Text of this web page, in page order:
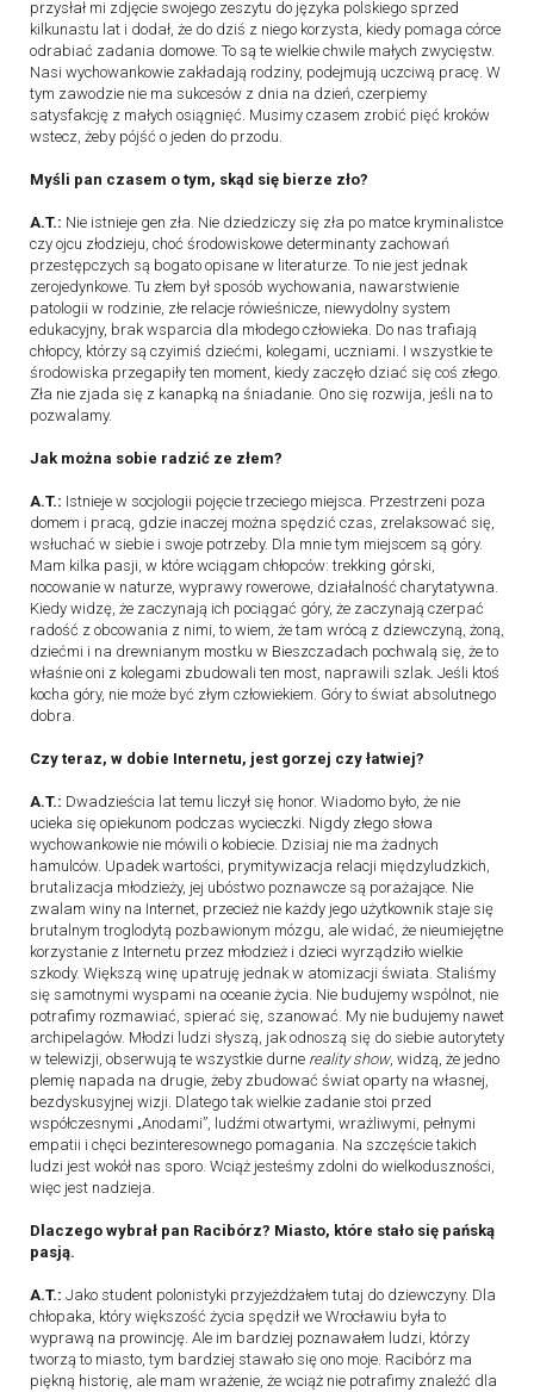
przysłał mi zdjęcie swojego zeszytu do języka polskiego sprzed
kilkunastu lat i dodał, że do dziś z niego korzysta, kiedy pomaga córce
odrabiać zadania domowe. To są te wielkie chwile małych zwycięstw.
Nasi wychowankowie zakładają rodziny, podejmują uczciwą pracę. W
tym zawodzie nie ma sukcesów z dnia na dzień, czerpiemy
satysfakcję z małych osiągnięć. Musimy czasem zrobić pięć kroków
wstecz, żeby pójść o jeden do przodu.
Myśli pan czasem o tym, skąd się bierze zło?
A.T.: Nie istnieje gen zła. Nie dziedziczy się zła po matce kryminalistce
czy ojcu złodzieju, choć środowiskowe determinanty zachowań
przestępczych są bogato opisane w literaturze. To nie jest jednak
zerojedynkowe. Tu złem był sposób wychowania, nawarstwienie
patologii w rodzinie, złe relacje rówieśnicze, niewydolny system
edukacyjny, brak wsparcia dla młodego człowieka. Do nas trafiają
chłopcy, którzy są czyimiś dziećmi, kolegami, uczniami. I wszystkie te
środowiska przegapiły ten moment, kiedy zaczęło dziać się coś złego.
Zła nie zjada się z kanapką na śniadanie. Ono się rozwija, jeśli na to
pozwalamy.
Jak można sobie radzić ze złem?
A.T.: Istnieje w socjologii pojęcie trzeciego miejsca. Przestrzeni poza
domem i pracą, gdzie inaczej można spędzić czas, zrelaksować się,
wsłuchać w siebie i swoje potrzeby. Dla mnie tym miejscem są góry.
Mam kilka pasji, w które wciągam chłopców: trekking górski,
nocowanie w naturze, wyprawy rowerowe, działalność charytatywna.
Kiedy widzę, że zaczynają ich pociągać góry, że zaczynają czerpać
radość z obcowania z nimi, to wiem, że tam wrócą z dziewczyną, żoną,
dziećmi i na drewnianym mostku w Bieszczadach pochwalą się, że to
właśnie oni z kolegami zbudowali ten most, naprawili szlak. Jeśli ktoś
kocha góry, nie może być złym człowiekiem. Góry to świat absolutnego
dobra.
Czy teraz, w dobie Internetu, jest gorzej czy łatwiej?
A.T.: Dwadzieścia lat temu liczył się honor. Wiadomo było, że nie
ucieka się opiekunom podczas wycieczki. Nigdy złego słowa
wychowankowie nie mówili o kobiecie. Dzisiaj nie ma żadnych
hamulców. Upadek wartości, prymitywizacja relacji międzyludzkich,
brutalizacja młodzieży, jej ubóstwo poznawcze są porażające. Nie
zwalam winy na Internet, przecież nie każdy jego użytkownik staje się
brutalnym troglodytą pozbawionym mózgu, ale widać, że nieumiejętne
korzystanie z Internetu przez młodzież i dzieci wyrządziło wielkie
szkody. Większą winę upatruję jednak w atomizacji świata. Staliśmy
się samotnymi wyspami na oceanie życia. Nie budujemy wspólnot, nie
potrafimy rozmawiać, spierać się, szanować. My nie budujemy nawet
archipelagów. Młodzi ludzi słyszą, jak odnoszą się do siebie autorytety
w telewizji, obserwują te wszystkie durne reality show, widzą, że jedno
plemię napada na drugie, żeby zbudować świat oparty na własnej,
bezdyskusyjnej wizji. Dlatego tak wielkie zadanie stoi przed
współczesnymi „Anodami”, ludźmi otwartymi, wrażliwymi, pełnymi
empatii i chęci bezinteresownego pomagania. Na szczęście takich
ludzi jest wokół nas sporo. Wciąż jesteśmy zdolni do wielkoduszności,
więc jest nadzieja.
Dlaczego wybrał pan Racibórz? Miasto, które stało się pańską
pasją.
A.T.: Jako student polonistyki przyjeżdżałem tutaj do dziewczyny. Dla
chłopaka, który większość życia spędził we Wrocławiu była to
wyprawą na prowincję. Ale im bardziej poznawałem ludzi, którzy
tworzą to miasto, tym bardziej stawało się ono moje. Racibórz ma
piękną historię, ale mam wrażenie, że wciąż nie potrafimy znaleźć dla